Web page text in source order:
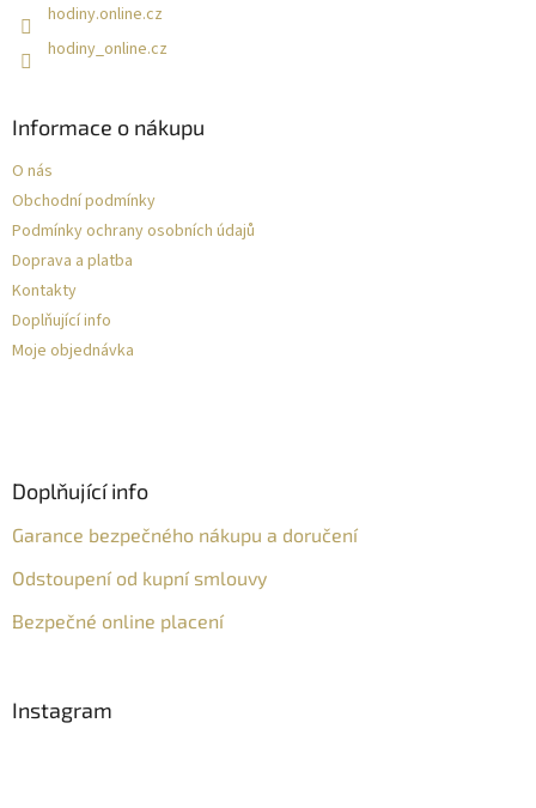
hodiny.online.cz
hodiny_online.cz
Informace o nákupu
O nás
Obchodní podmínky
Podmínky ochrany osobních údajů
Doprava a platba
Kontakty
Doplňující info
Moje objednávka
Doplňující info
Garance bezpečného nákupu a doručení
Odstoupení od kupní smlouvy
Bezpečné online placení
Instagram